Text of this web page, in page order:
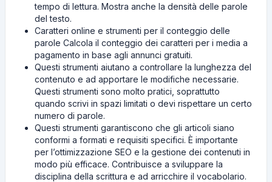
tempo di lettura. Mostra anche la densità delle parole
del testo.
Caratteri online e strumenti per il conteggio delle
parole Calcola il conteggio dei caratteri per i media a
pagamento in base agli annunci gratuiti.
Questi strumenti aiutano a controllare la lunghezza del
contenuto e ad apportare le modifiche necessarie.
Questi strumenti sono molto pratici, soprattutto
quando scrivi in ​​spazi limitati o devi rispettare un certo
numero di parole.
Questi strumenti garantiscono che gli articoli siano
conformi a formati e requisiti specifici. È importante
per l’ottimizzazione SEO e la gestione dei contenuti in
modo più efficace. Contribuisce a sviluppare la
disciplina della scrittura e ad arricchire il vocabolario.